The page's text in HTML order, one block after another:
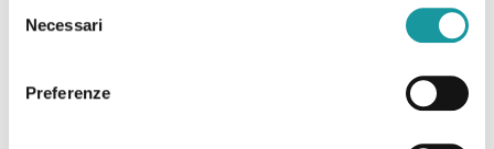
delNecessari
Preferenze
22.6.2026 – “Andrea Filippini Floppy è morto. Addio